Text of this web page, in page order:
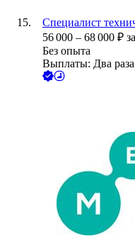
Специалист
56 000 – 68 000 ₽
Без опыта
Выплаты: Два